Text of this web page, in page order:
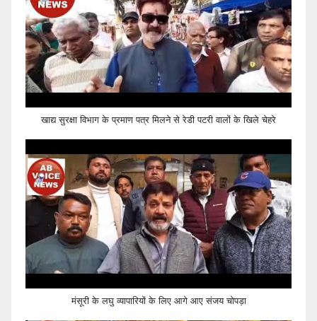
खाद्य सुरक्षा विभाग के प्रमाण पत्र मिलने से रेडी पटरी वालों के खिले चेहरे
मंसूरी के लघु व्यापारियों के लिए आगे आए संजय चोपड़ा